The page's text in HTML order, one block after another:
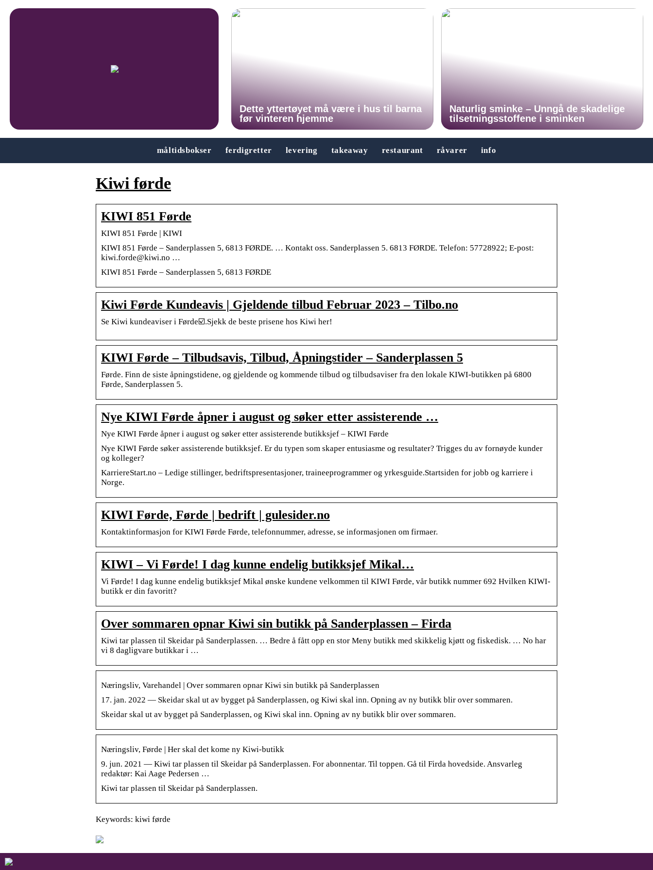
Dette yttertøyet må være i hus til barna
før vinteren hjemme
Naturlig sminke – Unngå de skadelige
tilsetningsstoffene i sminken
måltidsbokser ferdigretter levering takeaway restaurant råvarer info
Kiwi førde
KIWI 851 Førde
KIWI 851 Førde | KIWI
KIWI 851 Førde – Sanderplassen 5, 6813 FØRDE. … Kontakt oss. Sanderplassen 5. 6813 FØRDE. Telefon: 57728922; E-post:
kiwi.forde@kiwi.no …
KIWI 851 Førde – Sanderplassen 5, 6813 FØRDE
Kiwi Førde Kundeavis | Gjeldende tilbud Februar 2023 – Tilbo.no
Se Kiwi kundeaviser i Førde☑️.Sjekk de beste prisene hos Kiwi her!
KIWI Førde – Tilbudsavis, Tilbud, Åpningstider – Sanderplassen 5
Førde. Finn de siste åpningstidene, og gjeldende og kommende tilbud og tilbudsaviser fra den lokale KIWI-butikken på 6800
Førde, Sanderplassen 5.
Nye KIWI Førde åpner i august og søker etter assisterende …
Nye KIWI Førde åpner i august og søker etter assisterende butikksjef – KIWI Førde
Nye KIWI Førde søker assisterende butikksjef. Er du typen som skaper entusiasme og resultater? Trigges du av fornøyde kunder
og kolleger?
KarriereStart.no – Ledige stillinger, bedriftspresentasjoner, traineeprogrammer og yrkesguide.Startsiden for jobb og karriere i
Norge.
KIWI Førde, Førde | bedrift | gulesider.no
Kontaktinformasjon for KIWI Førde Førde, telefonnummer, adresse, se informasjonen om firmaer.
KIWI – Vi Førde! I dag kunne endelig butikksjef Mikal…
Vi Førde! I dag kunne endelig butikksjef Mikal ønske kundene velkommen til KIWI Førde, vår butikk nummer 692 Hvilken KIWI-
butikk er din favoritt?
Over sommaren opnar Kiwi sin butikk på Sanderplassen – Firda
Kiwi tar plassen til Skeidar på Sanderplassen. … Bedre å fått opp en stor Meny butikk med skikkelig kjøtt og fiskedisk. … No har
vi 8 dagligvare butikkar i …
Næringsliv, Varehandel | Over sommaren opnar Kiwi sin butikk på Sanderplassen
17. jan. 2022 — Skeidar skal ut av bygget på Sanderplassen, og Kiwi skal inn. Opning av ny butikk blir over sommaren.
Skeidar skal ut av bygget på Sanderplassen, og Kiwi skal inn. Opning av ny butikk blir over sommaren.
Næringsliv, Førde | Her skal det kome ny Kiwi-butikk
9. jun. 2021 — Kiwi tar plassen til Skeidar på Sanderplassen. For abonnentar. Til toppen. Gå til Firda hovedside. Ansvarleg
redaktør: Kai Aage Pedersen …
Kiwi tar plassen til Skeidar på Sanderplassen.
Keywords: kiwi førde